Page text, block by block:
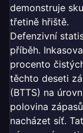
demonstruje
třetině hřiště.
Defenzivní
příběh.
procento
těchto deseti
(BTTS) na
polovina
nacházet síť.